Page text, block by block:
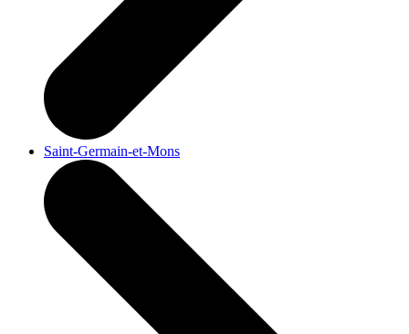
Saint-Germain-et-Mons